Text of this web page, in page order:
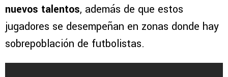
nuevos talentos, además de que estos
jugadores se desempeñan en zonas donde hay
sobrepoblación de futbolistas.